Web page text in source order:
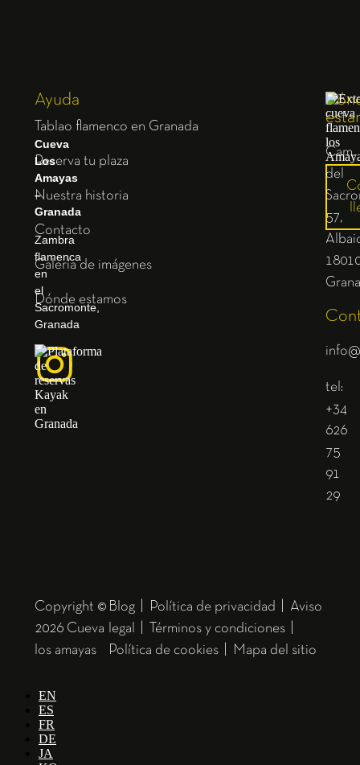
Cueva
Los
Amayas
–
Granada
Zambra
flamenca
en
el
Sacromonte,
Granada
Ayuda
Tablao flamenco en Granada
Reserva tu plaza
Nuestra historia
Contacto
Galería de imágenes
Dónde estamos
Cam.
del
57,
tel:
+34
626
75
91
29
Copyright ©
2026 Cueva
los amayas
Blog| Política de privacidad
Aviso
legal
Términos y condiciones|
Política de cookies| Mapa del sitio
EN
ES
FR
DE
JA